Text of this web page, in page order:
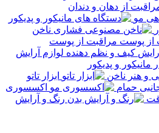
از دهان و دندان
مو
ناخن
مراقبت از پوست
کیف و نظم دهنده لوازم آرایش
مانیکور و پدیکور
و هنر ناخن
ابزار تاتو
حمام
اکسسوری
رنگ و آرایش